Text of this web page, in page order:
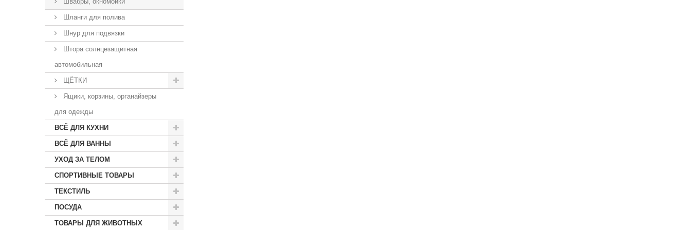
Шланги для полива
Шнур для подвязки
Штора солнцезащитная
автомобильная
ЩЁТКИ
Ящики, корзины, органайзеры
для одежды
ВСЁ ДЛЯ КУХНИ
ВСЁ ДЛЯ ВАННЫ
УХОД ЗА ТЕЛОМ
СПОРТИВНЫЕ ТОВАРЫ
ТЕКСТИЛЬ
ПОСУДА
ТОВАРЫ ДЛЯ ЖИВОТНЫХ